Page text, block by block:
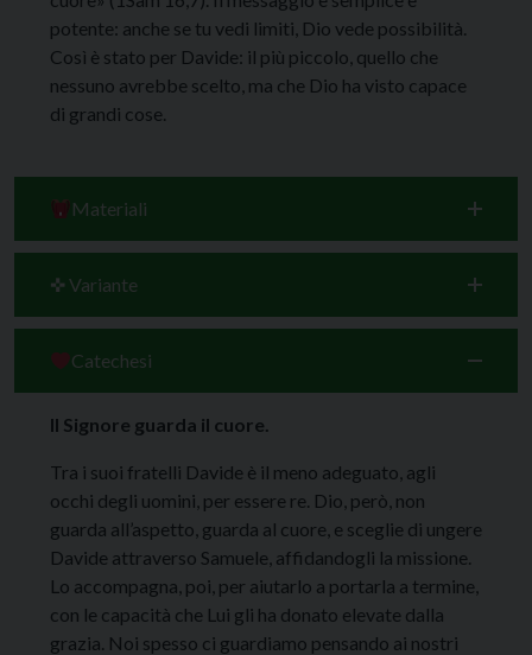
potente: anche se tu vedi limiti, Dio vede possibilità.
Così è stato per Davide: il più piccolo, quello che
nessuno avrebbe scelto, ma che Dio ha visto capace
di grandi cose.
Materiali
✜ Variante
Catechesi
Il Signore guarda il cuore.
Tra i suoi fratelli Davide è il meno adeguato, agli
occhi degli uomini, per essere re. Dio, però, non
guarda all’aspetto, guarda al cuore, e sceglie di ungere
Davide attraverso Samuele, affidandogli la missione.
Lo accompagna, poi, per aiutarlo a portarla a termine,
con le capacità che Lui gli ha donato elevate dalla
grazia. Noi spesso ci guardiamo pensando ai nostri